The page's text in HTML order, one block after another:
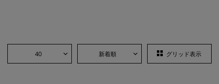
40 新着順 グリッド表示